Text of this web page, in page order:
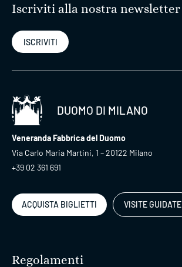
Iscriviti alla nostra newsletter
ISCRIVITI
DUOMO DI MILANO
Veneranda Fabbrica del Duomo
Via Carlo Maria Martini, 1 – 20122 Milano
+39 02 361 691
ACQUISTA BIGLIETTI VISITE GUIDATE
Regolamenti